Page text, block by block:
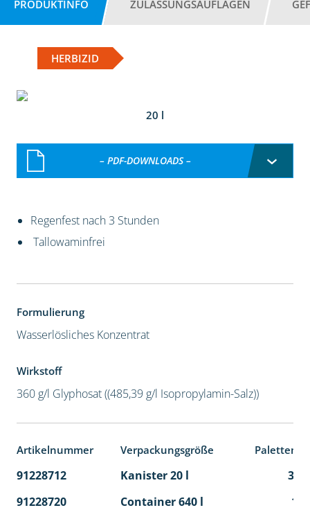
PRODUKTINFO ZULASSUNGSAUFLAGEN
HERBIZID
20 l
– PDF-DOWNLOADS –
Regenfest nach 3 Stunden
Tallowaminfrei
Formulierung
Wasserlösliches Konzentrat
Wirkstoff
360 g/l Glyphosat ((485,39 g/l Isopropylamin-Salz))
Artikelnummer Verpackungsgröße
91228712 Kanister 20 l
32
91228720
Container 640 l
1